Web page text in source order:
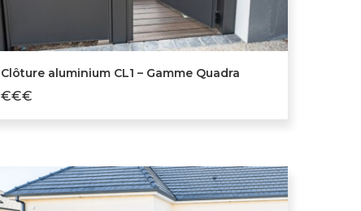
Clôture aluminium CL1 – Gamme Quadra
€€€